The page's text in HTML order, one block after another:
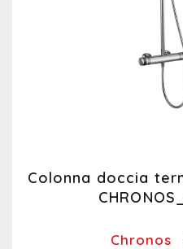
Colonna doccia
Chronos